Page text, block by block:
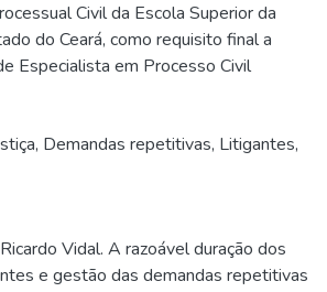
Civil da Escola Superior da
do Ceará, como requisito final a
Especialista em Processo Civil
, Demandas repetitivas, Litigantes,
Vidal. A razoável duração dos
e gestão das demandas repetitivas